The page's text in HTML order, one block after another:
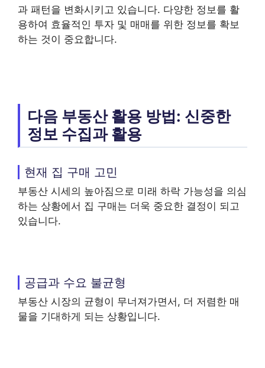
과 패턴을 변화시키고 있습니다. 다양한 정보를 활
용하여 효율적인 투자 및 매매를 위한 정보를 확보
하는 것이 중요합니다.
다음 부동산 활용 방법: 신중한
정보 수집과 활용
현재 집 구매 고민
부동산 시세의 높아짐으로 미래 하락 가능성을 의심
하는 상황에서 집 구매는 더욱 중요한 결정이 되고
있습니다.
공급과 수요 불균형
부동산 시장의 균형이 무너져가면서, 더 저렴한 매
물을 기대하게 되는 상황입니다.